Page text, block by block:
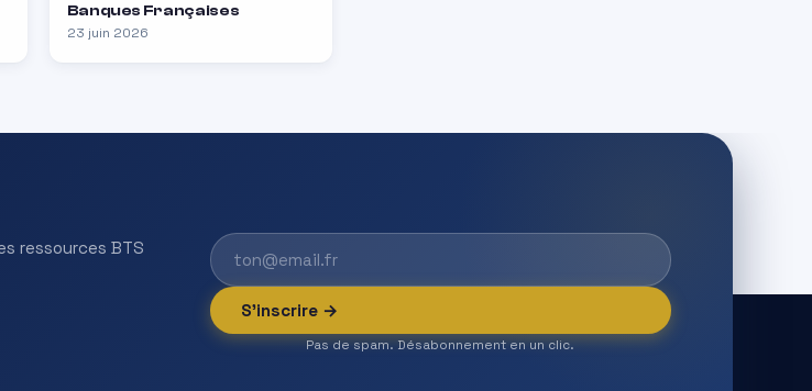
Banques Françaises
23 juin 2026
ressources BTS
S'inscrire →
Pas de spam. Désabonnement en un clic.